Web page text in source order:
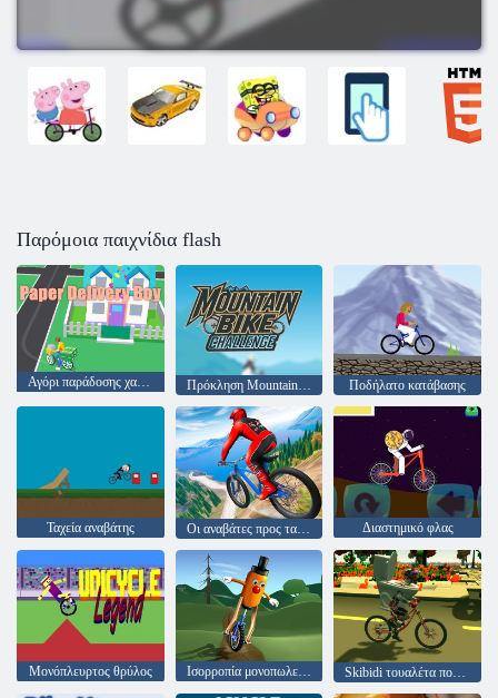
Παρόμοια παιχνίδια flash
Πρόκληση Mountain Bike Ποδήλατο κατάβασης
Ταχεία αναβάτης Οι αναβάτες προς τα κάτω αγωνιστικά Διαστημικό φλας
Μονόπλευρτος θρύλος Ισορροπία μονοπωλείου 3D Skibidi τουαλέτα ποδηλάτων